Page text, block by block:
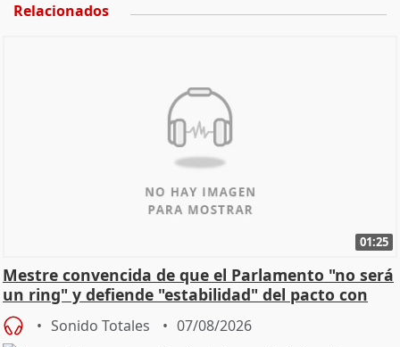
Relacionados
01:25
Mestre convencida de que el Parlamento "no será
un ring" y defiende "estabilidad" del pacto con
Vox
Sonido Totales 07/08/2026